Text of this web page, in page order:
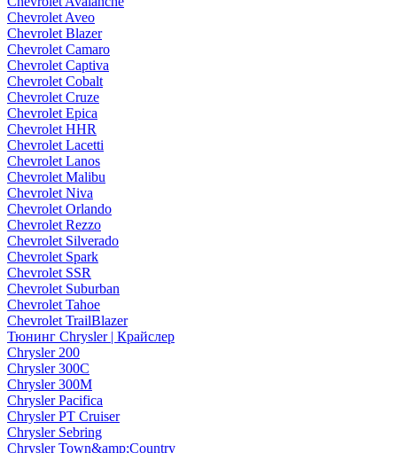
Chevrolet Aveo
Chevrolet Blazer
Chevrolet Camaro
Chevrolet Captiva
Chevrolet Cobalt
Chevrolet Cruze
Chevrolet Epica
Chevrolet HHR
Chevrolet Lacetti
Chevrolet Lanos
Chevrolet Malibu
Chevrolet Niva
Chevrolet Orlando
Chevrolet Rezzo
Chevrolet Silverado
Chevrolet Spark
Chevrolet SSR
Chevrolet Suburban
Chevrolet Tahoe
Chevrolet TrailBlazer
Тюнинг Chrysler | Крайслер
Chrysler 200
Chrysler 300C
Chrysler 300M
Chrysler Pacifica
Chrysler PT Cruiser
Chrysler Sebring
Chrysler Town&amp;Country